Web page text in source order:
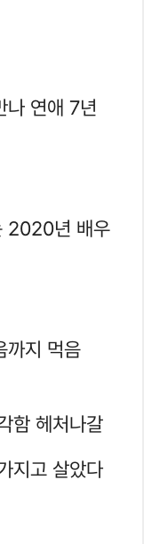
나 연애 7년
2020년 배우
까지 먹음
함 헤처나갈
지고 살았다